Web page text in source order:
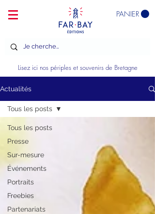
PANIER
Lisez ici nos périples et souvenirs de Bretagne
Actualités
Tous les posts
Presse
Sur-mesure
Événements
Portraits
Freebies
Partenariats
Tous les posts